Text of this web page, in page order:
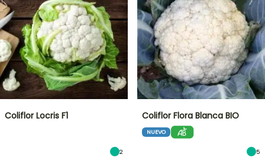
Coliflor Locris F1
2
Coliflor Flora Blanca BIO
NUEVO
5